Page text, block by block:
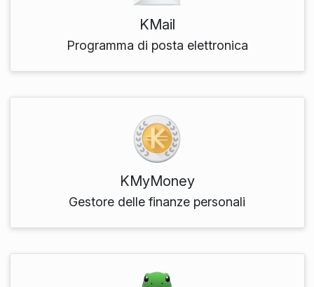
KMail
Programma di posta elettronica
KMyMoney
Gestore delle finanze personali